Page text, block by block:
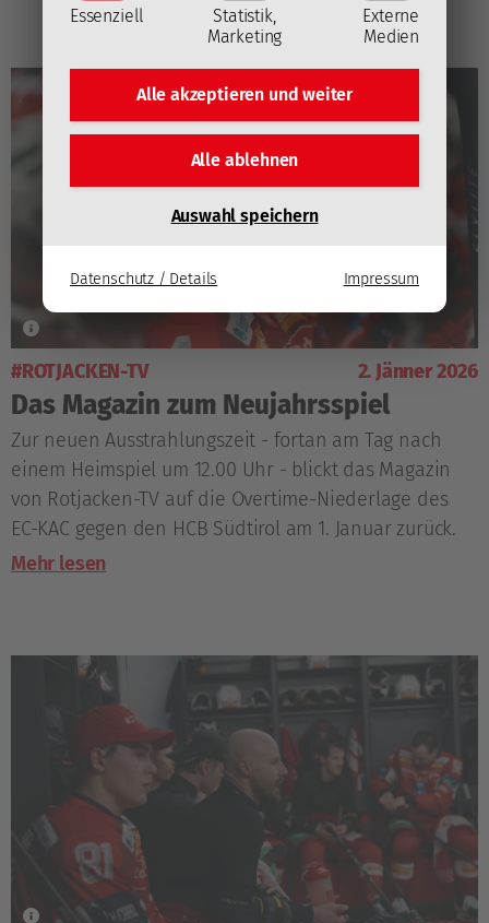
Essenziell
Statistik,
Marketing
Externe
Medien
Alle akzeptieren undweiter
Alle ablehnen
Auswahl speichern
Datenschutz / Details Impressum
#ROTJACKEN-TV 2. Jänner 2026
Das Magazin zum Neujahrsspiel
Zur neuen Ausstrahlungszeit - fortan am Tag nach
einem Heimspiel um 12.00 Uhr - blickt das Magazin
von Rotjacken-TV auf die Overtime-Niederlage des
EC-KAC gegen den HCB Südtirol am 1. Januar zurück.
Mehr lesen